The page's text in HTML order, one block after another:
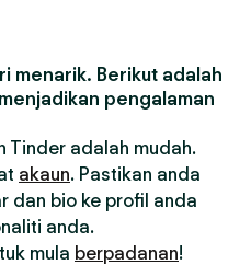
menarik. Berikut adalah
pengalaman
Tinder adalah mudah.
akaun. Pastikan anda
dan bio ke profil anda
anda.
mula berpadanan!